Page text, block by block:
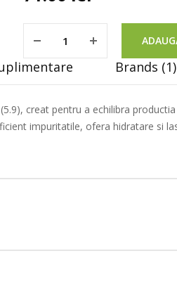
Brands (1)
creat pentru a echilibra
impuritatile, ofera hidratare si